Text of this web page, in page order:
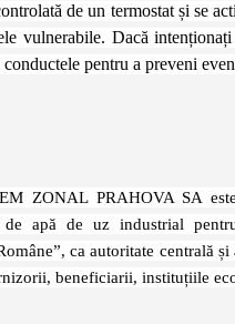
de un termostat și se
vulnerabile. Dacă
pentru a preveni
ZONAL PRAHOVA SA
apă de uz industrial
ca autoritate centrală
beneficiarii, instituțiile